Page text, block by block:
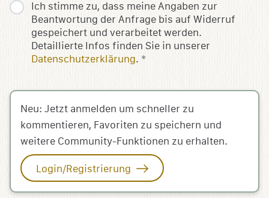
Ich stimme zu, dass meine Angaben zur
Beantwortung der Anfrage bis auf Widerruf
gespeichert und verarbeitet werden.
Detaillierte Infos finden Sie in unserer
Datenschutzerklärung. *
Neu: Jetzt anmelden um schneller zu
kommentieren, Favoriten zu speichern und
weitere Community-Funktionen zu erhalten.
Login/Registrierung